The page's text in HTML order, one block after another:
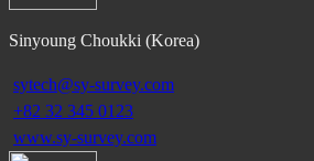
Sinyoung Choukki (Korea)
sytech@sy-survey.com
+82 32 345 0123
www.sy-survey.com